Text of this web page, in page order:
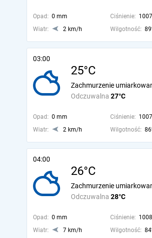
Opad: 0 mm Ciśnienie:
Wiatr:
2 km/h Wilgotność:
03:00
25°C
Odczuwalna 27°C
Zachmurzenie
Opad: 0 mm Ciśnienie:
Wiatr:
2 km/h Wilgotność:
04:00
26°C
Odczuwalna 28°C
Zachmurzenie
Opad: 0 mm Ciśnienie:
Wiatr:
7 km/h Wilgotność: